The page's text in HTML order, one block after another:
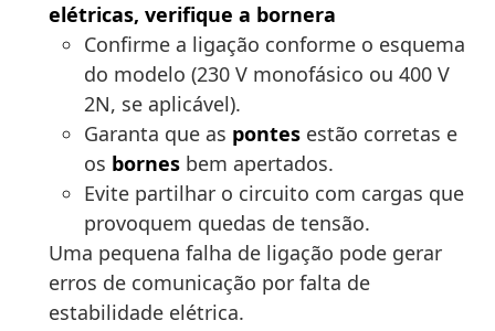
elétricas, verifique a bornera
Confirme a ligação conforme o esquema
do modelo (230 V monofásico ou 400 V
2N, se aplicável).
Garanta que as pontes estão corretas e
os bornes bem apertados.
Evite partilhar o circuito com cargas que
provoquem quedas de tensão.
Uma pequena falha de ligação pode gerar
erros de comunicação por falta de
estabilidade elétrica.